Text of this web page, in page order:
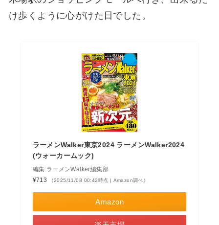
け歩くように心がけた日でした。
ラーメンWalker東京2024 ラーメンWalker2024
(ウォーカームック)
編集:ラーメンWalker編集部
¥713
（2025/11/08 00:42時点 | Amazon調べ）
Amazon